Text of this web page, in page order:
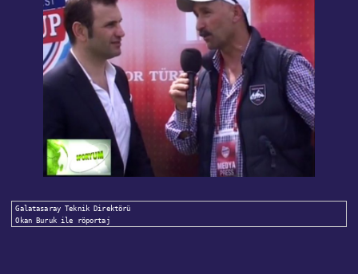
Galatasaray Teknik Direktörü